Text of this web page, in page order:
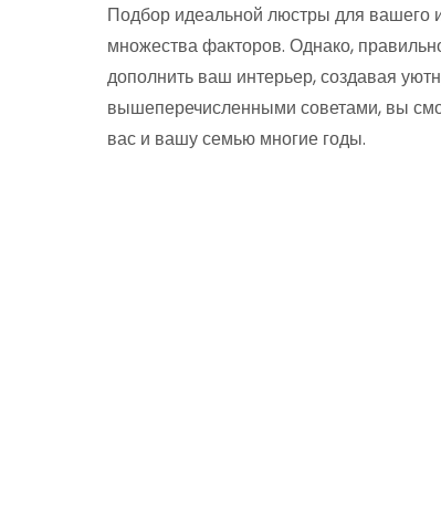
Подбор идеальной люстры для вашего
множества факторов. Однако,
дополнить ваш интерьер, создавая
вышеперечисленными советами, вы
вас и вашу семью многие годы.